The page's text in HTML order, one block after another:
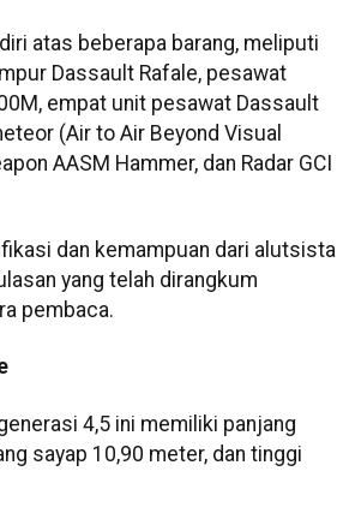
atas beberapa barang, meliputi
Dassault Rafale, pesawat
empat unit pesawat Dassault
(Air to Air Beyond Visual
AASM Hammer, dan Radar GCI
dan kemampuan dari alutsista
yang telah dirangkum
pembaca.
4,5 ini memiliki panjang
sayap 10,90 meter, dan tinggi